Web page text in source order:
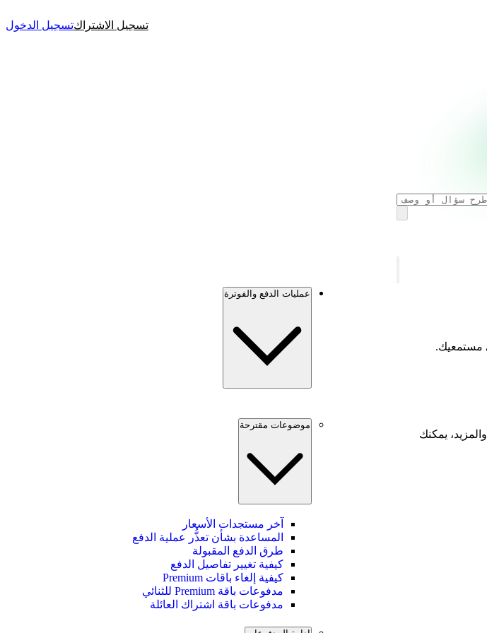
تسجيل الاشتراكتسجيل الدخول
للحصول على معلومات عن كيفية نشر بودكاست أو برنامج لك على Spotify والمزيد، يمكنك
عمليات الدفع والفوترة
موضوعات مقترحة
آخر مستجدات الأسعار
المساعدة بشأن تعذُّر عملية الدفع
طرق الدفع المقبولة
كيفية تغيير تفاصيل الدفع
كيفية إلغاء باقات Premium
مدفوعات باقة Premium للثنائي
مدفوعات باقة اشتراك العائلة